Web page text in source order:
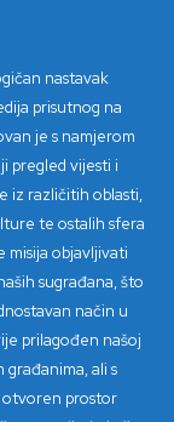
nastavak
prisutnog na
je s namjerom
pregled vijesti i
iz različitih oblasti,
te ostalih sfera
misija objavljivati
sugrađana, što
način u
prilagođen našoj
ali s
otvoren prostor